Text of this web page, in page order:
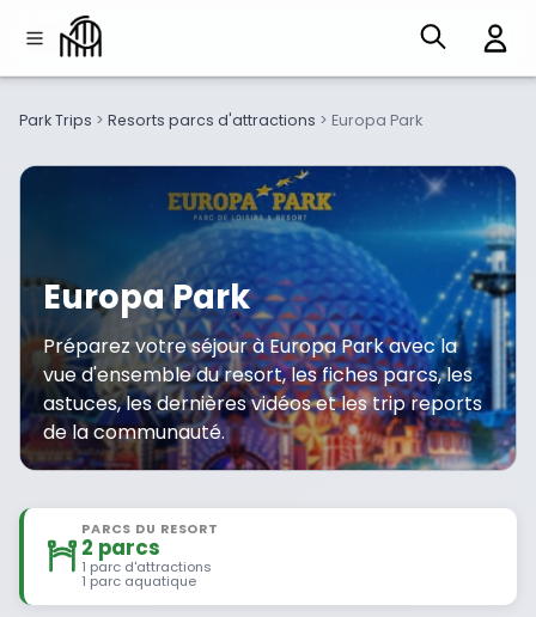
Park Trips > Resorts parcs d'attractions > Europa Park
Europa Park
Préparez votre séjour à Europa Park avec la
vue d'ensemble du resort, les fiches parcs, les
astuces, les dernières vidéos et les trip reports
de la communauté.
PARCS DU RESORT
2 parcs
1 parc d'attractions
1 parc aquatique